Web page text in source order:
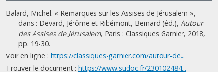
Balard, Michel. « Remarques sur les Assises de Jérusalem »,
dans : Devard, Jérôme et Ribémont, Bernard (éd.), Autour
des Assises de Jérusalem, Paris : Classiques Garnier, 2018,
pp. 19-30.
Voir en ligne : https://classiques-garnier.com/autour-de...
Trouver le document : https://www.sudoc.fr/230102484...